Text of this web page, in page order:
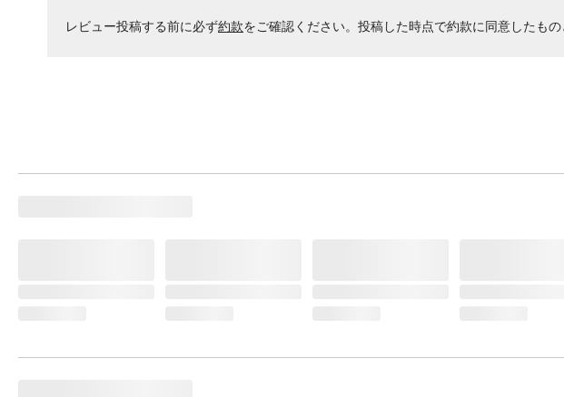
レビュー投稿する前に必ず約款をご確認ください。投稿した時点で約款に同意したもの